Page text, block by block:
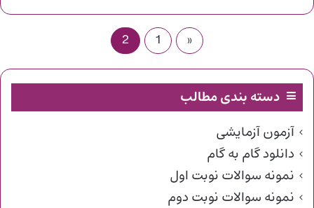
«
1
2
دسته بندی مطالب
آزمون آزمایشی
دانلود گام به گام
نمونه سوالات نوبت اول
نمونه سوالات نوبت دوم